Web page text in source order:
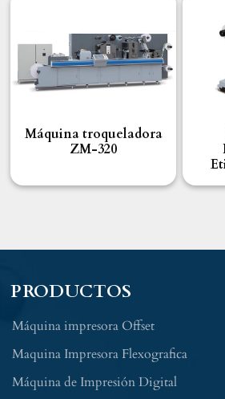
Máquina troqueladora
ZM-320
PRODUCTOS
Máquina impresora Offset
Maquina Impresora Flexografica
Máquina de Impresión Digital